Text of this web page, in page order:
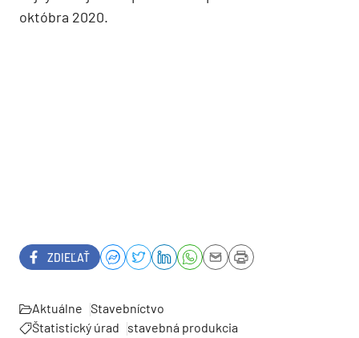
októbra 2020.
ZDIEĽAŤ
Aktuálne Stavebníctvo
Štatistický úrad
stavebná produkcia